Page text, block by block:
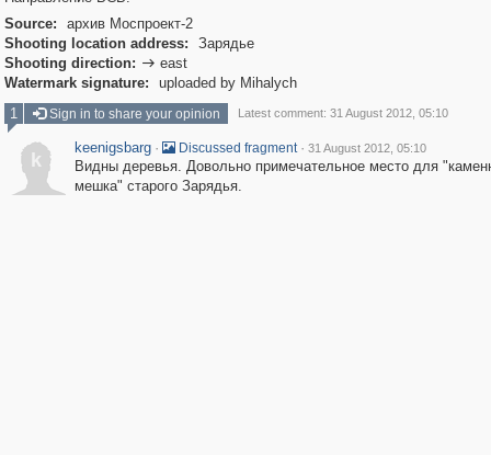
Source:
архив Моспроект-2
Shooting location address:
Зарядье
Shooting direction:  east
Watermark signature:
uploaded by Mihalych
1
Sign in to share your opinion Latest comment: 31 August 2012, 05:10
k
keenigsbarg · Discussed fragment · 31 August 2012, 05:10
Видны деревья. Довольно примечательное место для
мешка" старого Зарядья.